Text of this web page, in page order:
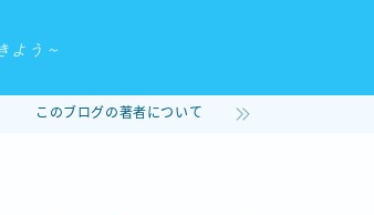
よう～
このブログの著者について